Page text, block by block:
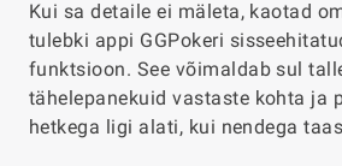
Kui sa detaile ei mäleta, kaotad
tulebki appi GGPokeri
funktsioon. See võimaldab sul
tähelepanekuid vastaste kohta ja
hetkega ligi alati, kui nendega